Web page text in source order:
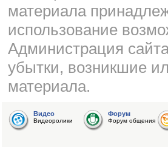
материала
использование
Администрация
убытки, возникшие
материала.
Видео
Видеоролики
Форум
Форум общения